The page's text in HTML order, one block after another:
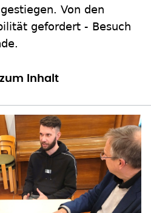
Von den
gefordert - Besuch
zum Inhalt